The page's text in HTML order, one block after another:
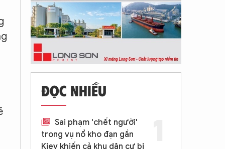
ĐỌC NHIỀU
Sai phạm 'chết người'
trong vụ nổ kho đạn gần
Kiev khiến cả khu dân cư bị